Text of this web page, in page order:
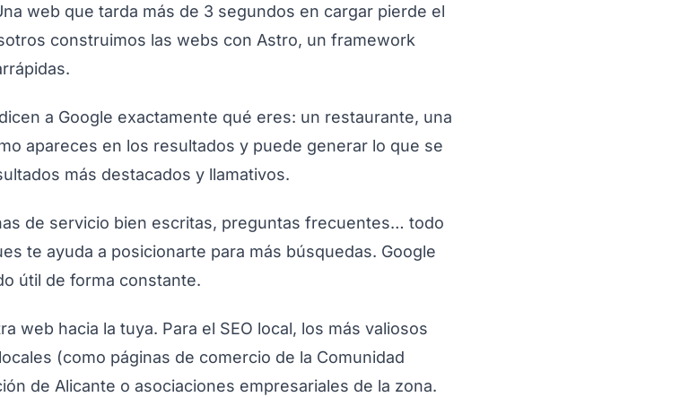
web que tarda más de 3 segundos en cargar pierde el
construimos las webs con Astro, un framework
a Google exactamente qué eres: un restaurante, una
apareces en los resultados y puede generar lo que se
más destacados y llamativos.
de servicio bien escritas, preguntas frecuentes… todo
te ayuda a posicionarte para más búsquedas. Google
útil de forma constante.
web hacia la tuya. Para el SEO local, los más valiosos
(como páginas de comercio de la Comunidad
de Alicante o asociaciones empresariales de la zona.